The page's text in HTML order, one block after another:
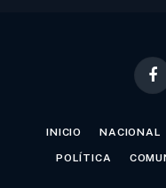
INICIO NACIONAL
POLÍTICA